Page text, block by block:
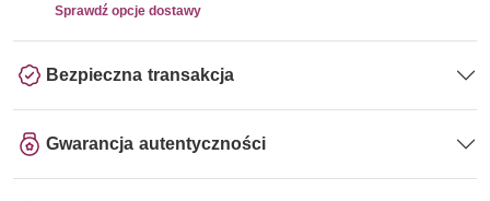
Sprawdź opcje dostawy
Bezpieczna transakcja
Gwarancja autentyczności